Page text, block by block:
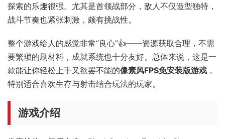
探索的乐趣很强。尤其是首领战部分，敌人不仅造型独特，
战斗节奏也紧张刺激，颇有挑战性。
整个游戏给人的感觉非常“良心”👍——资源获取合理，不需
要繁琐的刷材料，成就系统也十分友好。总体来说，这是一
款能让你轻松上手又欲罢不能的像素风FPS免安装版游戏 ，
特别适合喜欢生存与射击结合玩法的玩家。
游戏介绍